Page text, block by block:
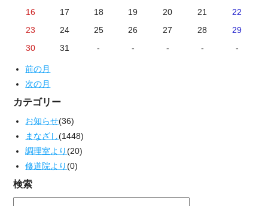
16
17 18 19 20 21
22
23
24 25 26 27 28
29
30
31 - - - - -
前の月
次の月
カテゴリー
お知らせ(36)
まなざし(1448)
調理室より(20)
修道院より(0)
検索